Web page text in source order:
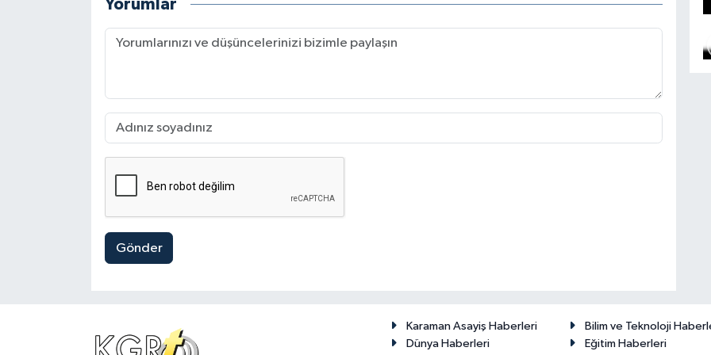
Yorumlar
Gönder
Karaman Asayiş Haberleri
Bilim ve Teknoloji
Dünya Haberleri
Eğitim Haberleri